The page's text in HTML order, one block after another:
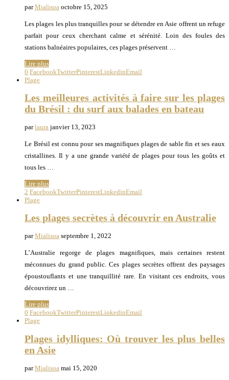
parMialisoa octobre 15, 2025
Les plages les plus tranquilles pour se détendre en Asie offrent un refuge
parfait pour ceux cherchant calme et sérénité. Loin des foules des
stations balnéaires populaires, ces plages préservent …
Lire plus
0 FacebookTwitterPinterestLinkedinEmail
Plage
Les meilleures activités à faire sur les plages
du Brésil : du surf aux balades en bateau
parlaura janvier 13, 2023
Le Brésil est connu pour ses magnifiques plages de sable fin et ses eaux
cristallines. Il y a une grande variété de plages pour tous les goûts et
tous les …
Lire plus
2 FacebookTwitterPinterestLinkedinEmail
Plage
Les plages secrètes à découvrir en Australie
parMialisoa septembre 1, 2022
L’Australie regorge de plages magnifiques, mais certaines restent
méconnues du grand public. Ces plages secrètes offrent des paysages
époustouflants et une tranquillité rare. En visitant ces endroits, vous
découvrirez un …
Lire plus
0 FacebookTwitterPinterestLinkedinEmail
Plage
Plages idylliques: Où trouver les plus belles
en Asie
parMialisoa mai 15, 2020